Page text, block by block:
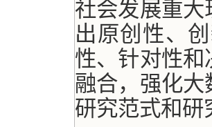
社会发展重
出原创性、
性、针对性
融合，强化
研究范式和研